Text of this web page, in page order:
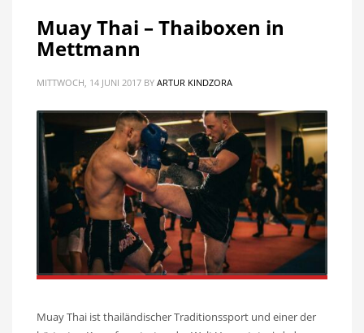
Muay Thai – Thaiboxen in
Mettmann
MITTWOCH, 14 JUNI 2017 BY ARTUR KINDZORA
Muay Thai ist thailändischer Traditionssport und einer der